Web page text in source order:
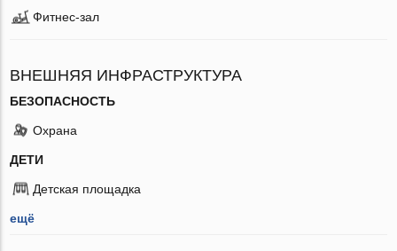
Фитнес-зал
ВНЕШНЯЯ ИНФРАСТРУКТУРА
БЕЗОПАСНОСТЬ
Охрана
ДЕТИ
Детская площадка
ещё